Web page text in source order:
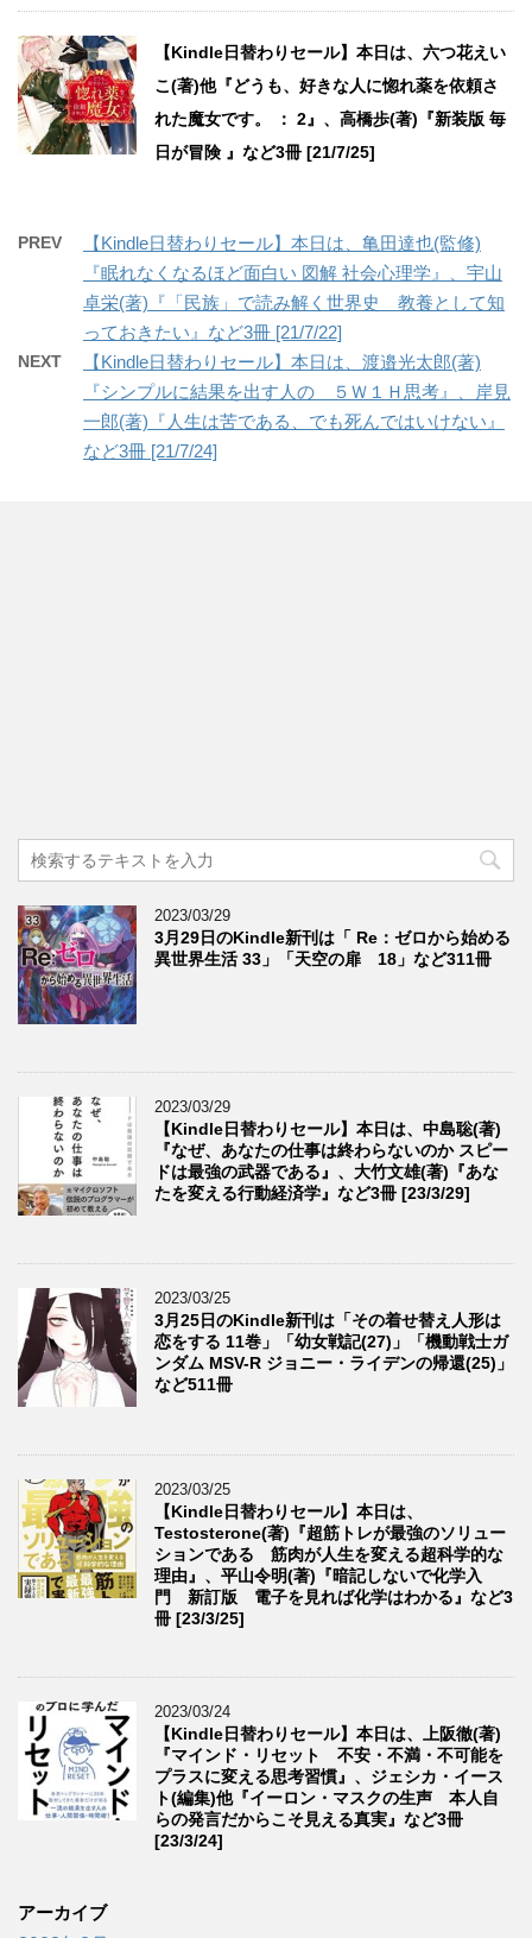
【Kindle日替わりセール】本日は、六つ花えい
こ(著)他『どうも、好きな人に惚れ薬を依頼さ
れた魔女です。 ： 2』、高橋歩(著)『新装版 毎
日が冒険 』など3冊 [21/7/25]
PREV
【Kindle日替わりセール】本日は、亀田達也(監修)
『眠れなくなるほど面白い 図解 社会心理学』、宇山
卓栄(著)『「民族」で読み解く世界史 教養として知
っておきたい』など3冊 [21/7/22]
NEXT
【Kindle日替わりセール】本日は、渡邉光太郎(著)
『シンプルに結果を出す人の ５Ｗ１Ｈ思考』、岸見
一郎(著)『人生は苦である、でも死んではいけない』
など3冊 [21/7/24]
2023/03/29
3月29日のKindle新刊は「 Re：ゼロから始める
異世界生活 33」「天空の扉 18」など311冊
2023/03/29
【Kindle日替わりセール】本日は、中島聡(著)
『なぜ、あなたの仕事は終わらないのか スピー
ドは最強の武器である』、大竹文雄(著)『あな
たを変える行動経済学』など3冊 [23/3/29]
2023/03/25
3月25日のKindle新刊は「その着せ替え人形は
恋をする 11巻」「幼女戦記(27)」「機動戦士ガ
ンダム MSV-R ジョニー・ライデンの帰還(25)」
など511冊
2023/03/25
【Kindle日替わりセール】本日は、
Testosterone(著)『超筋トレが最強のソリュー
ションである 筋肉が人生を変える超科学的な
理由』、平山令明(著)『暗記しないで化学入
門 新訂版 電子を見れば化学はわかる』など3
冊 [23/3/25]
2023/03/24
【Kindle日替わりセール】本日は、上阪徹(著)
『マインド・リセット 不安・不満・不可能を
プラスに変える思考習慣』、ジェシカ・イース
ト(編集)他『イーロン・マスクの生声 本人自
らの発言だからこそ見える真実』など3冊
[23/3/24]
アーカイブ